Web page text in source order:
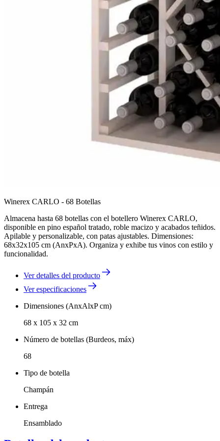
Winerex CARLO - 68 Botellas
Almacena hasta 68 botellas con el botellero Winerex CARLO,
disponible en pino español tratado, roble macizo y acabados teñidos.
Apilable y personalizable, con patas ajustables. Dimensiones:
68x32x105 cm (AnxPxA). Organiza y exhibe tus vinos con estilo y
funcionalidad.
Ver detalles del producto
Ver especificaciones
Dimensiones (AnxAlxP cm)
68 x 105 x 32 cm
Número de botellas (Burdeos, máx)
68
Tipo de botella
Champán
Entrega
Ensamblado